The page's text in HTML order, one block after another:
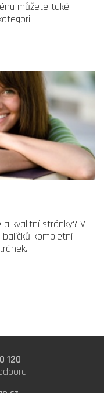
můžete také
kvalitní stránky? V
kompletní
120